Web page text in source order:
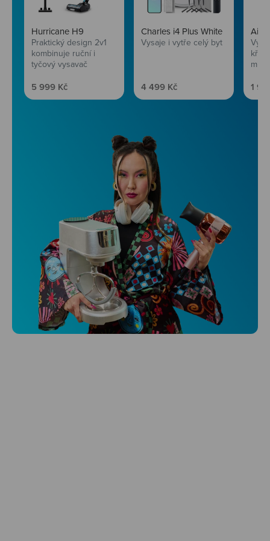
Hurricane H9
Praktický design 2v1
kombinuje ruční i
tyčový vysavač
Prodejní cena
5 999 Kč
Charles i4 Plus White
Vysaje i vytře celý byt
Prodejní cena
4 499 Kč 1
Niceboy ONE Ultra
Hlídá ti zdraví, spánek i pohyb a ještě k
tomu platí.